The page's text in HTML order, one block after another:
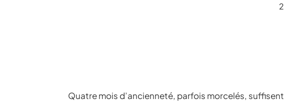
Quatre mois d’ancienneté, parfois morcelés,